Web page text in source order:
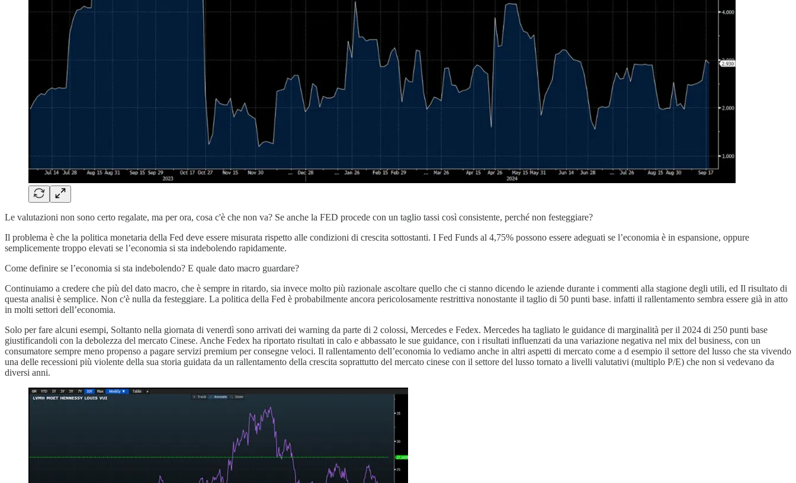
Le valutazioni non sono certo regalate, ma per ora, cosa c'è che non va? Se anche la FED procede con un taglio tassi così consistente, perché non festeggiare?
Il problema è che la politica monetaria della Fed deve essere misurata rispetto alle condizioni di crescita sottostanti. I Fed Funds al 4,75% possono essere adeguati se l’economia è in espansione, oppure
semplicemente troppo elevati se l’economia si sta indebolendo rapidamente.
Come definire se l’economia si sta indebolendo? E quale dato macro guardare?
Continuiamo a credere che più del dato macro, che è sempre in ritardo, sia invece molto più razionale ascoltare quello che ci stanno dicendo le aziende durante i commenti alla stagione degli utili, ed Il risultato di
questa analisi è semplice. Non c'è nulla da festeggiare. La politica della Fed è probabilmente ancora pericolosamente restrittiva nonostante il taglio di 50 punti base. infatti il rallentamento sembra essere già in atto
in molti settori dell’economia.
Solo per fare alcuni esempi, Soltanto nella giornata di venerdì sono arrivati dei warning da parte di 2 colossi, Mercedes e Fedex. Mercedes ha tagliato le guidance di marginalità per il 2024 di 250 punti base
giustificandoli con la debolezza del mercato Cinese. Anche Fedex ha riportato risultati in calo e abbassato le sue guidance, con i risultati influenzati da una variazione negativa nel mix del business, con un
consumatore sempre meno propenso a pagare servizi premium per consegne veloci. Il rallentamento dell’economia lo vediamo anche in altri aspetti di mercato come a d esempio il settore del lusso che sta vivendo
una delle recessioni più violente della sua storia guidata da un rallentamento della crescita soprattutto del mercato cinese con il settore del lusso tornato a livelli valutativi (multiplo P/E) che non si vedevano da
diversi anni.